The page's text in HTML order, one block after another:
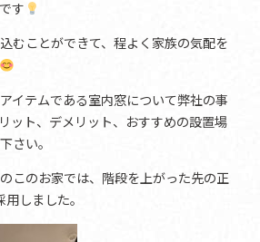
す
むことができて、程よく家族の気配を
イテムである室内窓について弊社の事
ット、デメリット、おすすめの設置場
さい。
このお家では、階段を上がった先の正
しました。